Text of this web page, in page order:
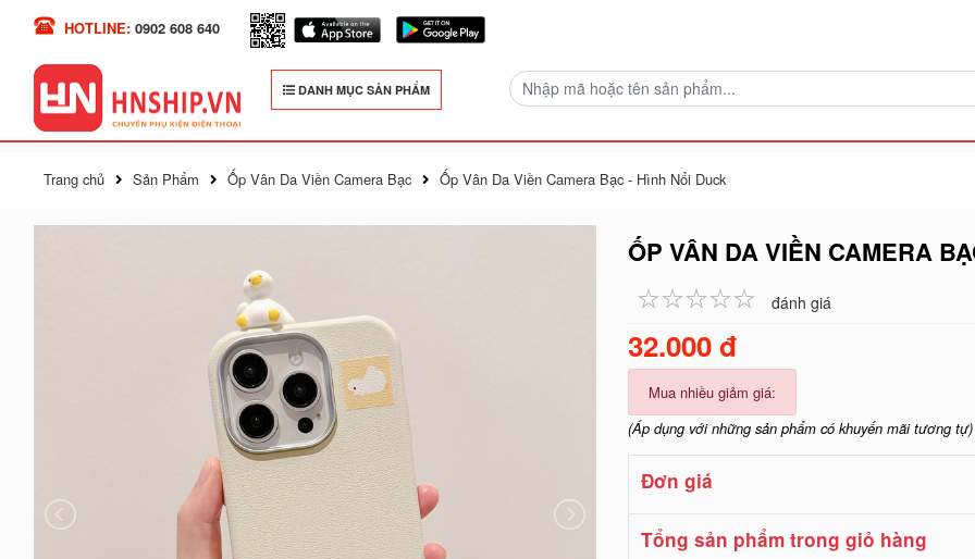
HOTLINE: 0902 608 640
DANH MỤC SẢN PHẨM
Trang chủ Sản Phẩm Ốp Vân Da Viền Camera Bạc Ốp Vân Da Viền Camera Bạc - Hình Nổi Duck
ỐP VÂN DA VIỀN CAMERA
☆☆☆☆☆
★★★★★ đánh giá
32.000 đ
Mua nhiều giảm giá:
(Áp dụng với những sản phẩm có khuyến mãi tương tự)
Đơn giá
Tổng sản phẩm trong giỏ hàng